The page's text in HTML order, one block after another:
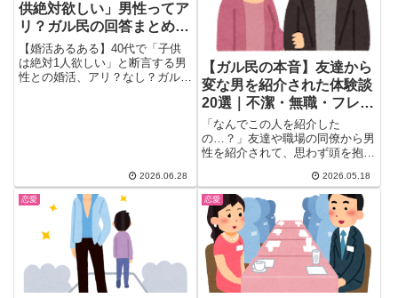
供絶対欲しい」男性ってア
リ？ガル民の回答まとめ｜
男性不妊・離婚リスク・ブ
ライダルチェック
【婚活あるある】40代で「子供
は絶対1人欲しい」と断言する男
性との婚活、アリ？なし？ガル民
2026.06.28
【ガル民の本音】友達から
変な男を紹介された体験談
20選｜不潔・無職・フレネ
ミー疑惑まで
「なんでこの人を紹介した
の…？」友達や職場の同僚から男
性を紹介されて、思わず頭を抱え
2026.05.18
恋愛 恋愛